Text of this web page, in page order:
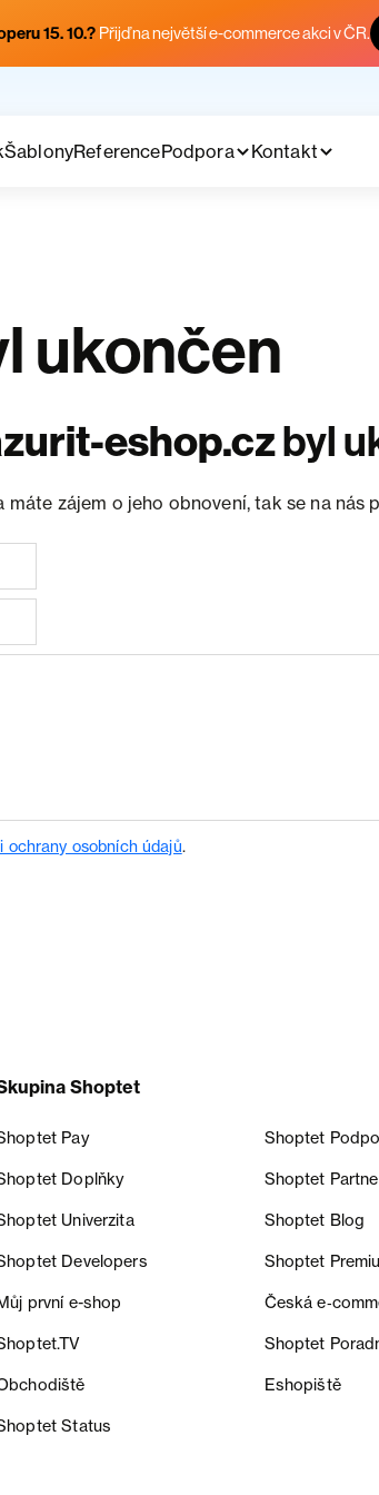
15. 10.? Přijď na největší e-commerce akci v ČR.
ŠablonyReferencePodpora Kontakt
ukončen
eshop.czbyl
zájem o jeho obnovení, tak se na nás
ochrany osobních údajů.
Shoptet
Pay Shoptet
Doplňky Shoptet
Univerzita Shoptet Blog
Developers Shoptet
první e-shop Česká
Shoptet
Eshopiště
Status